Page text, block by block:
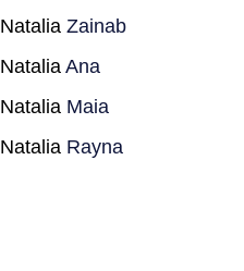
NataliaZainab
NataliaAna
Natalia Maia
Natalia Rayna